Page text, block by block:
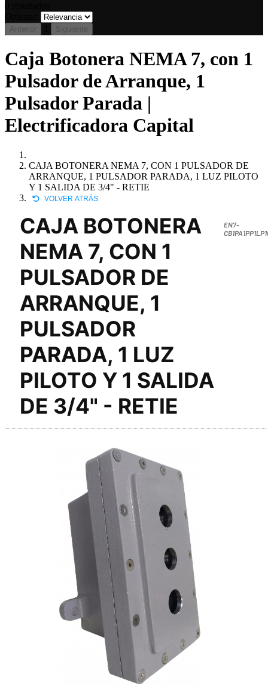
Anterior Siguiente
Caja Botonera NEMA 7, con 1
Pulsador de Arranque, 1
Pulsador Parada |
Electrificadora Capital
CAJA BOTONERA NEMA 7, CON 1 PULSADOR DE
ARRANQUE, 1 PULSADOR PARADA, 1 LUZ PILOTO
Y 1 SALIDA DE 3/4" - RETIE
VOLVER ATRÁS
CAJA BOTONERA
NEMA 7, CON 1
PULSADOR DE
ARRANQUE, 1
PULSADOR
PARADA, 1 LUZ
PILOTO Y 1 SALIDA
DE 3/4" - RETIE
EN7-